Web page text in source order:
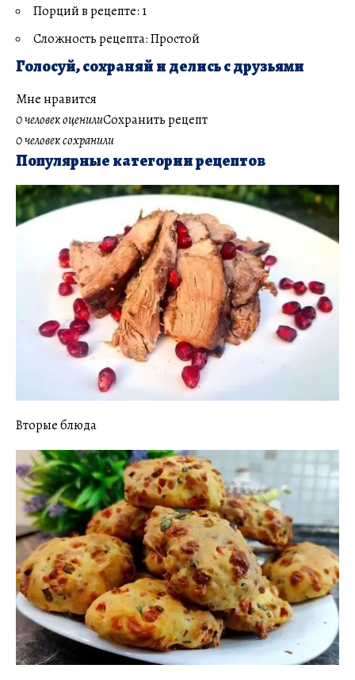
Порций в рецепте: 1
Сложность рецепта: Простой
Голосуй, сохраняй и делись с друзьями
Мне нравится
0 человек оценилиСохранить рецепт
0 человек сохранили
Популярные категории рецептов
Вторые блюда